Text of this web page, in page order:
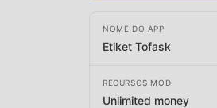
NOME DO APP
Etiket Tofask
RECURSOS MOD
Unlimited money